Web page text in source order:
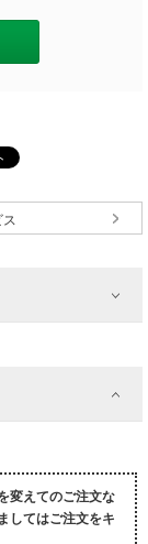
変えてのご注文な
してはご注文をキ